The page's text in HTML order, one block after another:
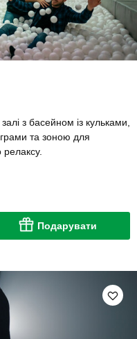
з басейном із кульками,
та зоною для
Подарувати